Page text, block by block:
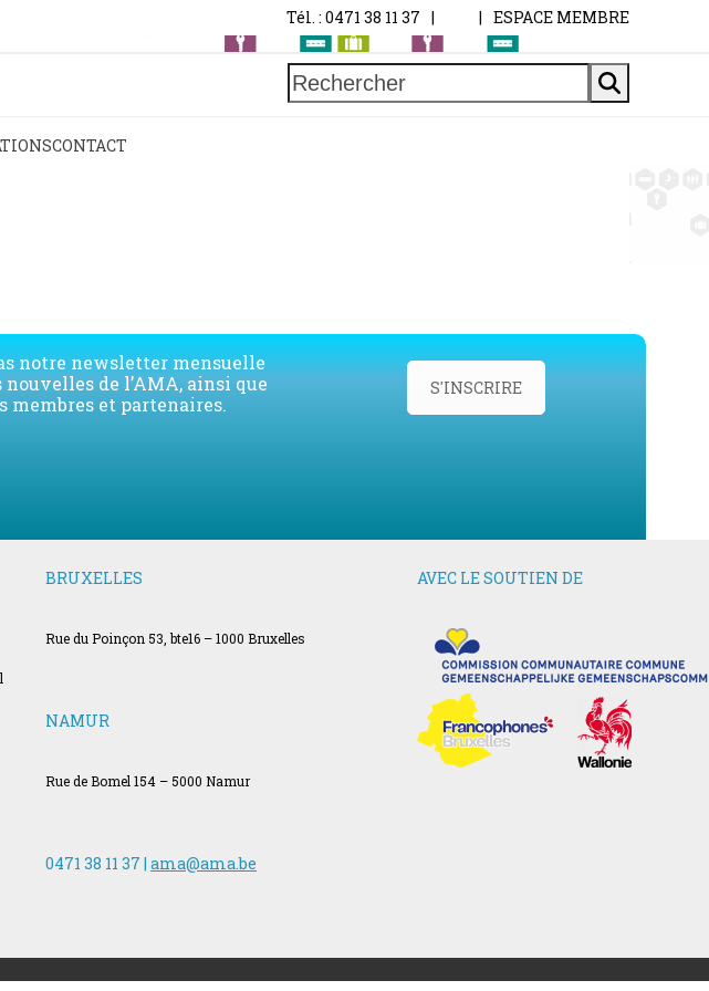
Tél. : 0471 38 11 37 | | ESPACE MEMBRE
Rechercher
CONTACT
notre newsletter mensuelle
de l’AMA, ainsi que
membres et partenaires.
S'INSCRIRE
BRUXELLES
Rue du Poinçon 53, bte16 – 1000 Bruxelles
NAMUR
Rue de Bomel 154 – 5000 Namur
0471 38 11 37 | ama@ama.be
AVEC LE SOUTIEN DE